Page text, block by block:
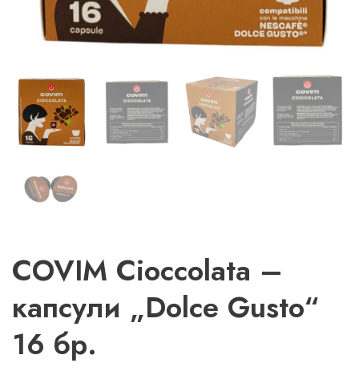
COVIM Cioccolata –
капсули „Dolce Gusto“
16 бр.